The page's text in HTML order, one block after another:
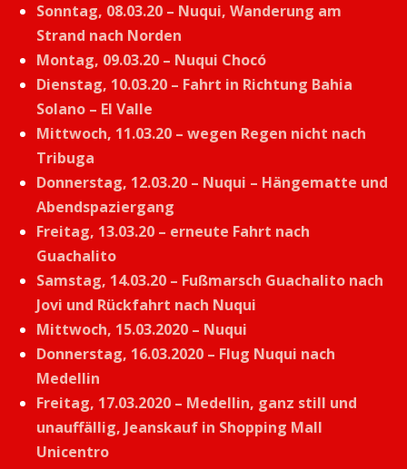
Sonntag, 08.03.20 – Nuqui, Wanderung am
Strand nach Norden
Montag, 09.03.20 – Nuqui Chocó
Dienstag, 10.03.20 – Fahrt in Richtung Bahia
Solano – El Valle
Mittwoch, 11.03.20 – wegen Regen nicht nach
Tribuga
Donnerstag, 12.03.20 – Nuqui – Hängematte und
Abendspaziergang
Freitag, 13.03.20 – erneute Fahrt nach
Guachalito
Samstag, 14.03.20 – Fußmarsch Guachalito nach
Jovi und Rückfahrt nach Nuqui
Mittwoch, 15.03.2020 – Nuqui
Donnerstag, 16.03.2020 – Flug Nuqui nach
Medellin
Freitag, 17.03.2020 – Medellin, ganz still und
unauffällig, Jeanskauf in Shopping Mall
Unicentro